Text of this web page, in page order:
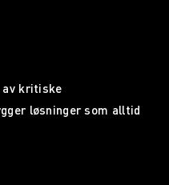
av kritiske
løsninger som alltid